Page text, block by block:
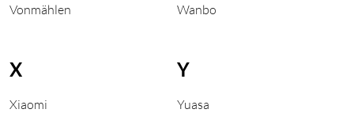
Vonmählen
Wanbo
X
Xiaomi
Y
Yuasa